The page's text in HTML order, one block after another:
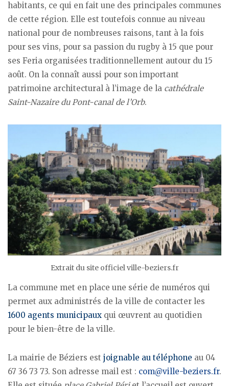
habitants, ce qui en fait une des principales communes
de cette région. Elle est toutefois connue au niveau
national pour de nombreuses raisons, tant à la fois
pour ses vins, pour sa passion du rugby à 15 que pour
ses Feria organisées traditionnellement autour du 15
août. On la connaît aussi pour son important
patrimoine architectural à l’image de la cathédrale
Saint-Nazaire du Pont-canal de l’Orb.
Extrait du site officiel ville-beziers.fr
La commune met en place une série de numéros qui
permet aux administrés de la ville de contacter les
1600 agents municipaux qui œuvrent au quotidien
pour le bien-être de la ville.
La mairie de Béziers est joignable au téléphone au 04
67 36 73 73. Son adresse mail est : com@ville-beziers.fr.